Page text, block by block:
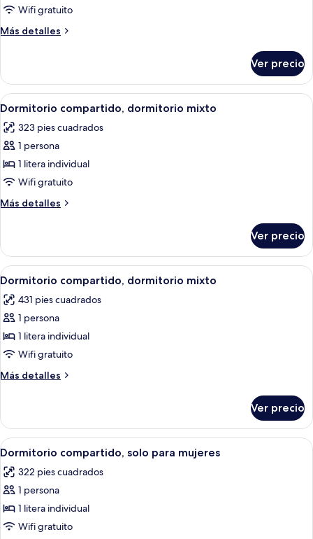
compartido,
mixto
Wifi gratuito
Más detalles
Más
compartido,
dormitorio
mixto
Bed)
Ver precio
Abrir
todas
las
fotos
de
Dormitorio
compartido,
dormitorio
Habitación con literas, una mesita
11
Dormitorio compartido, dormitorio mixto
323 pies cuadrados
1 persona
1 litera individual
Wifi gratuito
Más detalles
Más
compartido,
dormitorio
mixto
Ver precio
Abrir
todas
las
fotos
de
Dormitorio
compartido,
dormitorio
Una habitación con literas, una
11
Dormitorio compartido, dormitorio mixto
431 pies cuadrados
1 persona
1 litera individual
Wifi gratuito
Más detalles
Más
compartido,
dormitorio
mixto
Ver precio
Abrir
todas
las
fotos
de
Dormitorio
Caja de seguridad en la habitación y
10
Dormitorio compartido, solo para mujeres
322 pies cuadrados
1 persona
1 litera individual
Wifi gratuito